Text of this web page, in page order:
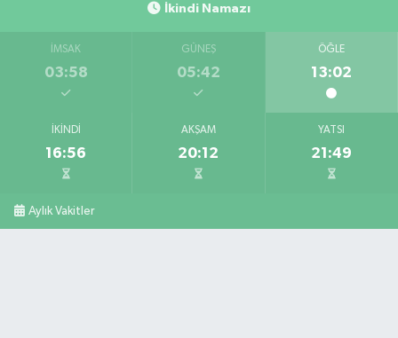
İkindi Namazı
İMSAK
03:58
GÜNEŞ
05:42
ÖĞLE
13:02
İKINDI
16:56
AKŞAM
20:12
YATSI
21:49
Aylık Vakitler